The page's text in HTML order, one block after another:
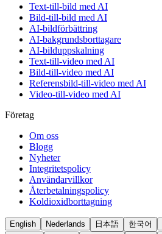
Text-till-bild med AI
Bild-till-bild med AI
AI-bildförbättring
AI-bakgrundsborttagare
AI-bilduppskalning
Text-till-video med AI
Bild-till-video med AI
Referensbild-till-video med AI
Video-till-video med AI
Företag
Om oss
Blogg
Nyheter
Integritetspolicy
Användarvillkor
Återbetalningspolicy
Koldioxidborttagning
English Nederlands 日本語 한국어